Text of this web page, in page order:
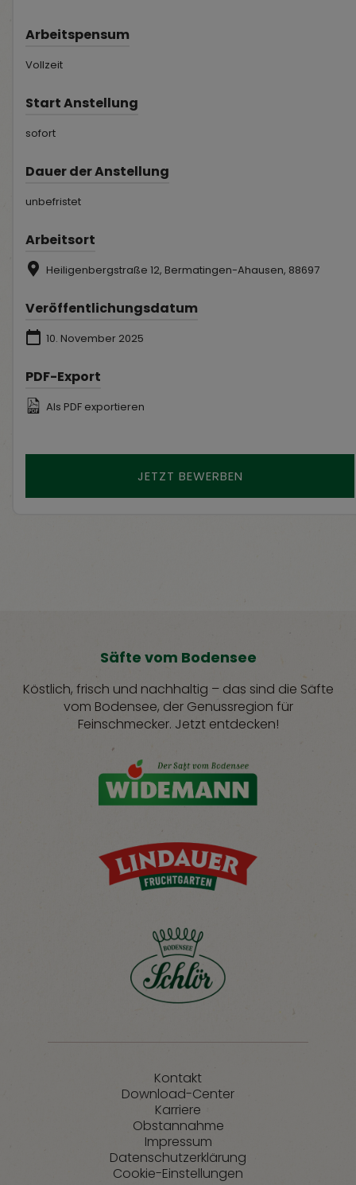
Arbeitspensum
Vollzeit
Start Anstellung
sofort
Dauer der Anstellung
unbefristet
Arbeitsort
Heiligenbergstraße 12, Bermatingen-Ahausen, 88697
Veröffentlichungsdatum
10. November 2025
PDF-Export
Als PDF exportieren
JETZT BEWERBEN
Säfte vom Bodensee
Köstlich, frisch und nachhaltig – das sind die Säfte
vom Bodensee, der Genussregion für
Feinschmecker. Jetzt entdecken!
Kontakt
Download-Center
Karriere
Obstannahme
Impressum
Datenschutzerklärung
Cookie-Einstellungen